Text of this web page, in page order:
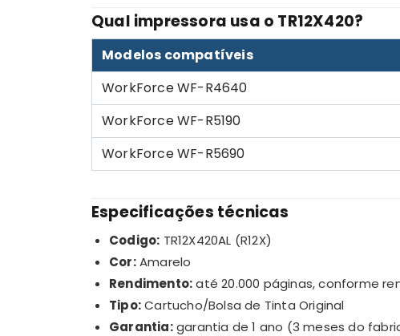
Qual impressora usa o TR12X420?
Modelos compatíveis
WorkForce WF-R4640
WorkForce WF-R5190
WorkForce WF-R5690
Especificações técnicas
Codigo: TR12X420AL (R12X)
Cor:Amarelo
Rendimento:até 20.000 páginas, conforme
Tipo:Cartucho/Bolsa de Tinta Original
Garantia:garantia de 1 ano (3 meses do